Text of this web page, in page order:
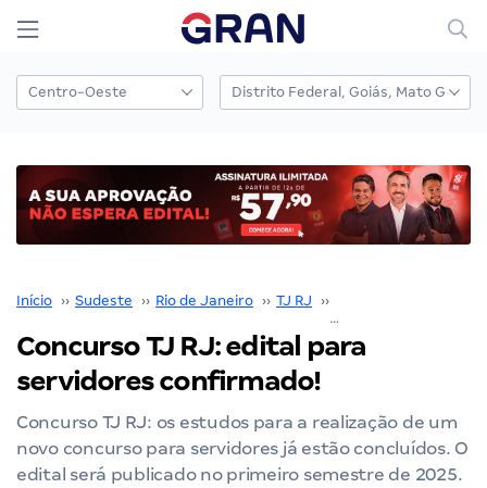
Início ›› Sudeste ›› Rio de Janeiro ›› TJ RJ ››
Concurso TJ RJ: edital para
servidores confirmado!
Concurso TJ RJ: os estudos para a realização de um
novo concurso para servidores já estão concluídos. O
edital será publicado no primeiro semestre de 2025.